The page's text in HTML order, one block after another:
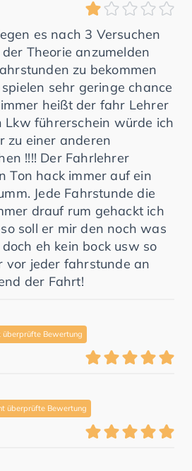
es nach 3 Versuchen
Theorie anzumelden
zu bekommen
sehr geringe chance
heißt der fahr Lehrer
Lkw führerschein würde ich
zu einer anderen
!!!! Der Fahrlehrer
Ton hack immer auf ein
Jede Fahrstunde die
drauf rum gehackt ich
soll er mir den noch was
eh kein bock usw so
vor jeder fahrstunde an
der Fahrt!
überprüfte Bewertung
überprüfte Bewertung